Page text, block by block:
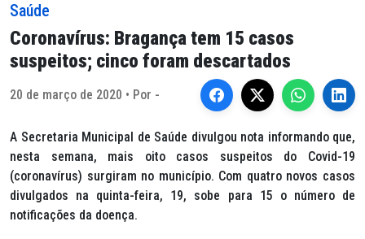
Saúde
Coronavírus: Bragança tem 15 casos
suspeitos; cinco foram descartados
20 de março de 2020 • Por -
A Secretaria Municipal de Saúde divulgou nota informando que,
nesta semana, mais oito casos suspeitos do Covid-19
(coronavírus) surgiram no município. Com quatro novos casos
divulgados na quinta-feira, 19, sobe para 15 o número de
notificações da doença.